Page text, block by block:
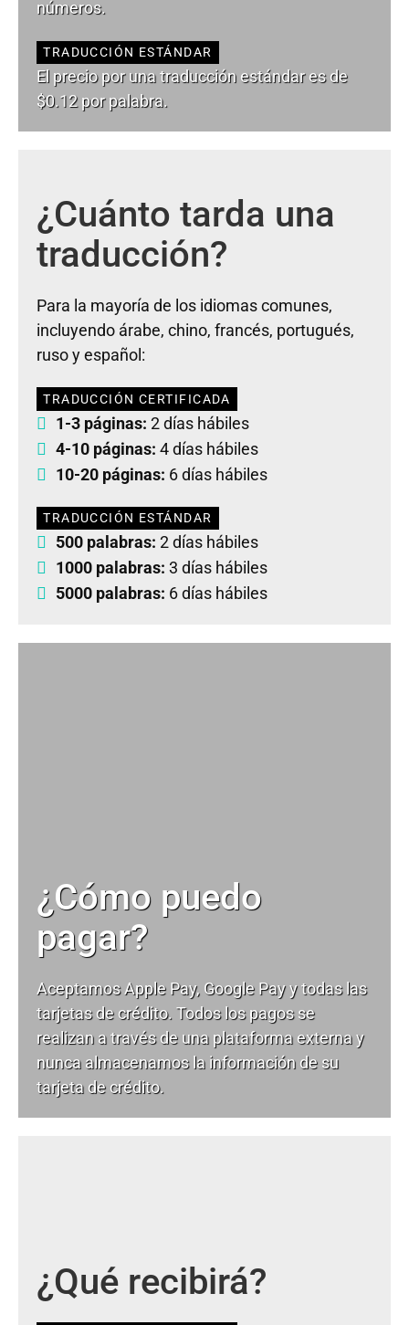
números.
TRADUCCIÓN ESTÁNDAR
El precio por una traducción estándar es de
$0.12 por palabra.
¿Cuánto tarda una
traducción?
Para la mayoría de los idiomas comunes,
incluyendo árabe, chino, francés, portugués,
ruso y español:
TRADUCCIÓN CERTIFICADA
1-3 páginas: 2 días hábiles
4-10 páginas: 4 días hábiles
10-20 páginas: 6 días hábiles
TRADUCCIÓN ESTÁNDAR
500 palabras: 2 días hábiles
1000 palabras: 3 días hábiles
5000 palabras: 6 días hábiles
¿Cómo puedo
pagar?
Aceptamos Apple Pay, Google Pay y todas las
tarjetas de crédito. Todos los pagos se
realizan a través de una plataforma externa y
nunca almacenamos la información de su
tarjeta de crédito.
¿Qué recibirá?